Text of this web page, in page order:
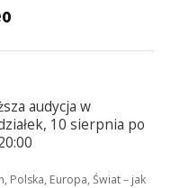
audycja w
10 sierpnia po
Polska, Europa, Świat – jak